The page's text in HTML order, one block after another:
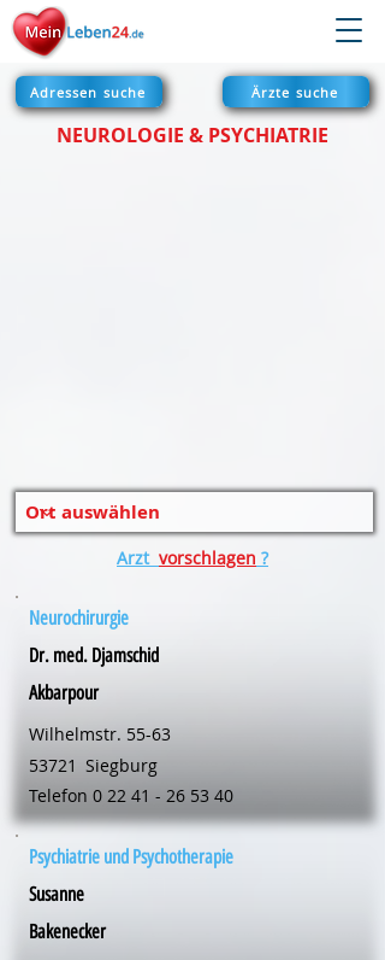
Adressen suche Ärzte suche
NEUROLOGIE & PSYCHIATRIE
Arzt vorschlagen ?
Neurochirurgie
Dr. med. Djamschid
Akbarpour
Wilhelmstr. 55-63
53721 Siegburg
Telefon 0 22 41 - 26 53 40
Psychiatrie und Psychotherapie
Susanne
Bakenecker